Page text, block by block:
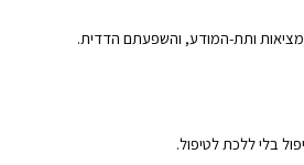
ותת-המודע, והשפעתם הדדית.
בלי ללכת לטיפול.